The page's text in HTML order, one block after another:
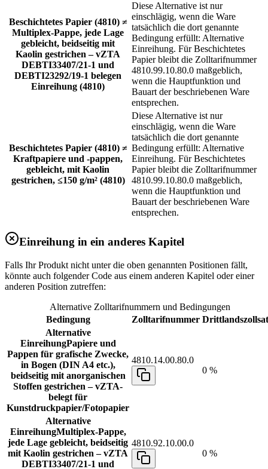
Beschichtetes Papier (4810) ≠
Multiplex-Pappe, jede Lage
gebleicht, beidseitig mit
Kaolin gestrichen – vZTA
DEBTI33407/21-1 und
DEBTI23292/19-1 belegen
Einreihung (4810)
Diese Alternative ist nur
einschlägig, wenn die Ware
tatsächlich die dort genannte
Bedingung erfüllt: Alternative
Einreihung. Für Beschichtetes
Papier bleibt die Zolltarifnummer
4810.99.10.80.0 maßgeblich,
wenn die Hauptfunktion und
Bauart der beschriebenen Ware
entsprechen.
Beschichtetes Papier (4810) ≠
Kraftpapiere und -pappen,
gebleicht, mit Kaolin
gestrichen, ≤150 g/m² (4810)
Diese Alternative ist nur
einschlägig, wenn die Ware
tatsächlich die dort genannte
Bedingung erfüllt: Alternative
Einreihung. Für Beschichtetes
Papier bleibt die Zolltarifnummer
4810.99.10.80.0 maßgeblich,
wenn die Hauptfunktion und
Bauart der beschriebenen Ware
entsprechen.
Einreihung in ein anderes Kapitel
Falls Ihr Produkt nicht unter die oben genannten Positionen fällt,
könnte auch folgender Code aus einem anderen Kapitel oder einer
anderen Position zutreffen:
Alternative Zolltarifnummern und Bedingungen
Bedingung
Zolltarifnummer
Alternative
EinreihungPapiere und
Pappen für grafische Zwecke,
in Bogen (DIN A4 etc.),
beidseitig mit anorganischen
Stoffen gestrichen – vZTA-
belegt für
Kunstdruckpapier/Fotopapier
4810.14.00.80.0
0 %
Alternative
EinreihungMultiplex-Pappe,
jede Lage gebleicht, beidseitig
mit Kaolin gestrichen – vZTA
DEBTI33407/21-1 und
4810.92.10.00.0
0 %